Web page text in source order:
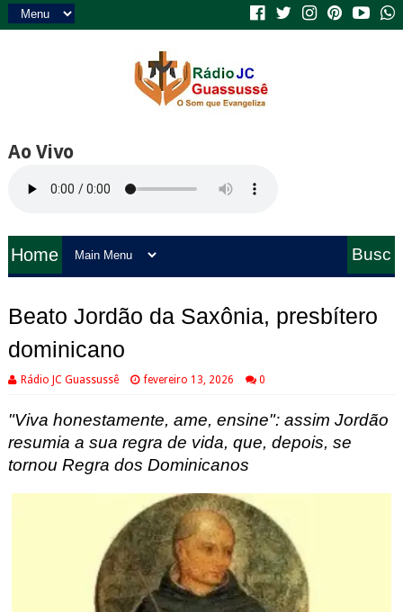
Ao Vivo
Home
Busc
Beato Jordão da Saxônia, presbítero
dominicano
Rádio JC Guassussê fevereiro 13, 2026 0
"Viva honestamente, ame, ensine": assim Jordão
resumia a sua regra de vida, que, depois, se
tornou Regra dos Dominicanos